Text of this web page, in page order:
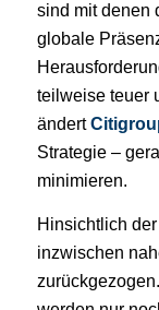
sind mit denen
globale
teilweise teuer
ändert
Strategie –
minimieren.
Hinsichtlich
inzwischen